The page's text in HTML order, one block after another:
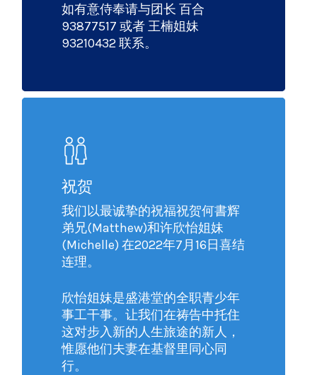
如有意侍奉请与团长 百合
93877517 或者 王楠姐妹
93210432 联系。
祝贺
我们以最诚挚的祝福祝贺何書辉
弟兄(Matthew)和许欣怡姐妹
(Michelle) 在2022年7月16日喜结
连理。
欣怡姐妹是盛港堂的全职青少年
事工干事。让我们在祷告中托住
这对步入新的人生旅途的新人，
惟愿他们夫妻在基督里同心同
行。